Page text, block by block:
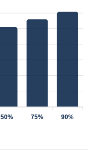
50% 75% 90%